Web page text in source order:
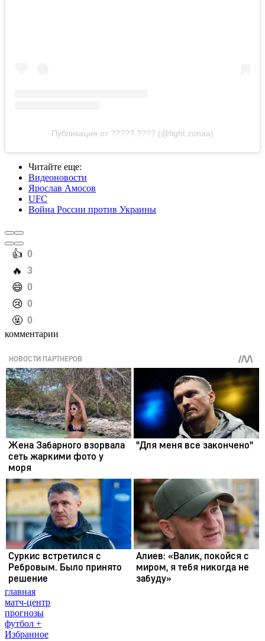
Публикация от ????? ???? (@fight.zonaa)
Читайте еще:
Видеоновости
Ярослав Амосов
UFC
Война России против Украины
️👍 0
️🔥 3
️😄 0
️😢 0
️🤬 0
комментарии
главная
матч-центр
прогнозы
футбол +
Избранное